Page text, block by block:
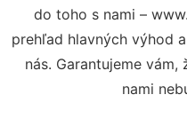
do toho s nami –
prehľad hlavných výhod
nás. Garantujeme
nami